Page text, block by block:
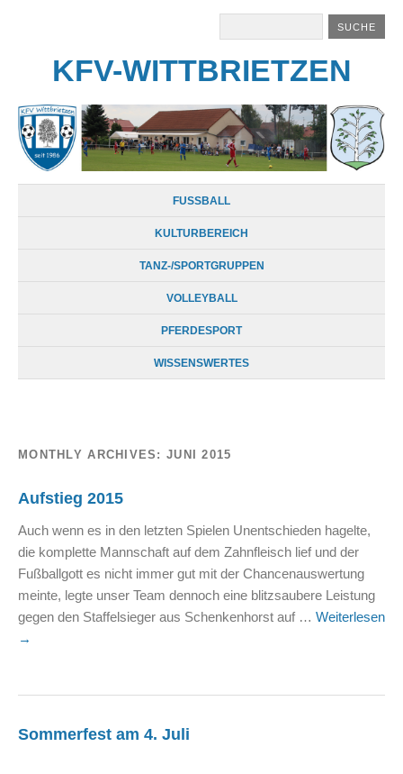
KFV-WITTBRIETZEN
FUSSBALL
KULTURBEREICH
TANZ-/SPORTGRUPPEN
VOLLEYBALL
PFERDESPORT
WISSENSWERTES
MONTHLY ARCHIVES:JUNI 2015
Aufstieg 2015
Auch wenn es in den letzten Spielen Unentschieden hagelte,
die komplette Mannschaft auf dem Zahnfleisch lief und der
Fußballgott es nicht immer gut mit der Chancenauswertung
meinte, legte unser Team dennoch eine blitzsaubere Leistung
gegen den Staffelsieger aus Schenkenhorst auf … Weiterlesen
→
Sommerfest am 4. Juli